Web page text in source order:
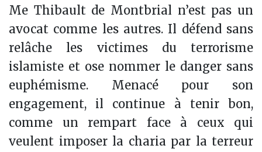
Me Thibault de Montbrial n’est pas un
avocat comme les autres. Il défend sans
relâche les victimes du terrorisme
islamiste et ose nommer le danger sans
euphémisme. Menacé pour son
engagement, il continue à tenir bon,
comme un rempart face à ceux qui
veulent imposer la charia par la terreur